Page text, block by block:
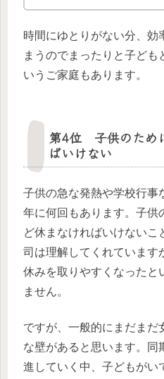
時間にゆとりがない分、効
まうのでまったりと子ども
いうご家庭もあります。
第4位 子供のため
ばいけない
子供の急な発熱や学校行事
年に何回もあります。子供
ど休まなければいけないこ
司は理解してくれています
休みを取りやすくなったと
ません。
ですが、一般的にまだまだ
な壁があると思います。同
進していく中、子どもがい